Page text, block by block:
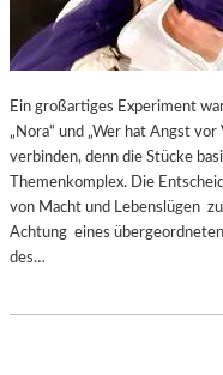
Ein großartiges Experiment
„Nora“ und „Wer hat Angst
verbinden, denn die Stücke
Themenkomplex. Die
von Macht und Lebenslügen
Achtung eines
des…